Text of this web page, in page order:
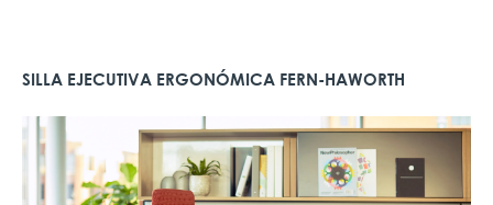
SILLA EJECUTIVA ERGONÓMICA FERN-HAWORTH